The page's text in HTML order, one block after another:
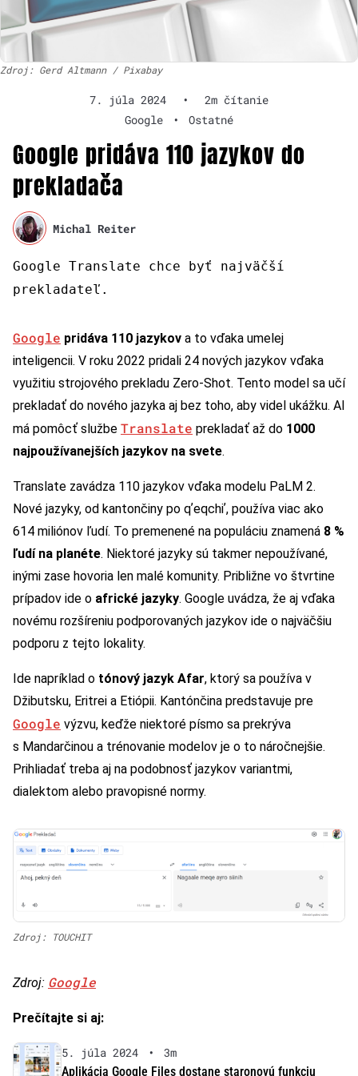
Zdroj: Gerd Altmann / Pixabay
7. júla 2024 •
2m čítanie
Google
• Ostatné
Google pridáva 110 jazykov do
prekladača
Michal Reiter
Google Translate chce byť najväčší
prekladateľ.
Google pridáva 110 jazykov a to vďaka umelej
inteligencii. V roku 2022 pridali 24 nových jazykov vďaka
využitiu strojového prekladu Zero-Shot. Tento model sa učí
prekladať do nového jazyka aj bez toho, aby videl ukážku. AI
má pomôcť službe Translate prekladať až do 1000
najpoužívanejších jazykov na svete.
Translate zavádza 110 jazykov vďaka modelu PaLM 2.
Nové jazyky, od kantončiny po qʼeqchiʼ, používa viac ako
614 miliónov ľudí. To premenené na populáciu znamená 8 %
ľudí na planéte. Niektoré jazyky sú takmer nepoužívané,
inými zase hovoria len malé komunity. Približne vo štvrtine
prípadov ide o africké jazyky. Google uvádza, že aj vďaka
novému rozšíreniu podporovaných jazykov ide o najväčšiu
podporu z tejto lokality.
Ide napríklad o tónový jazyk Afar, ktorý sa používa v
Džibutsku, Eritrei a Etiópii. Kantónčina predstavuje pre
Google výzvu, keďže niektoré písmo sa prekrýva
s Mandarčinou a trénovanie modelov je o to náročnejšie.
Prihliadať treba aj na podobnosť jazykov variantmi,
dialektom alebo pravopisné normy.
Zdroj: TOUCHIT
Zdroj: Google
Prečítajte si aj:
5. júla 2024 •
3m
Aplikácia Google Files dostane staronovú funkciu